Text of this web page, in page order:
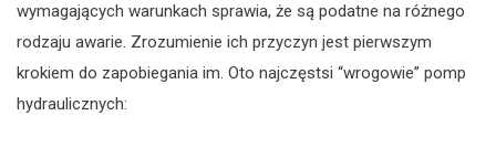
wymagających warunkach sprawia, że są podatne na różnego
rodzaju awarie. Zrozumienie ich przyczyn jest pierwszym
krokiem do zapobiegania im. Oto najczęstsi “wrogowie” pomp
hydraulicznych: